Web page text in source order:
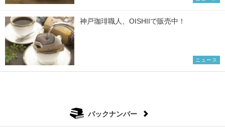
神戸珈琲職人、OISHIIで販売中！
ニュース
バックナンバー